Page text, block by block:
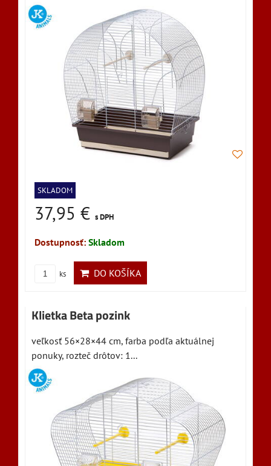
SKLADOM
37,95 € s DPH
Dostupnosť: Skladom
ks DO KOŠÍKA
Klietka Beta pozink
veľkosť 56×28×44 cm, farba podľa aktuálnej
ponuky, rozteč drôtov: 1...